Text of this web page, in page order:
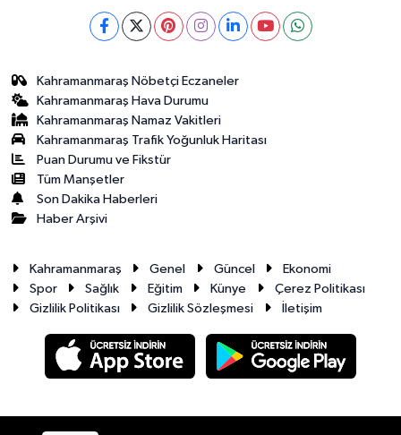
Kahramanmaraş Nöbetçi Eczaneler
Kahramanmaraş Hava Durumu
Kahramanmaraş Namaz Vakitleri
Kahramanmaraş Trafik Yoğunluk Haritası
Puan Durumu ve Fikstür
Tüm Manşetler
Son Dakika Haberleri
Haber Arşivi
Kahramanmaraş Genel Güncel
Ekonomi
Spor
Sağlık Eğitim Künye
Çerez Politikası
Gizlilik Politikası
Gizlilik Sözleşmesi İletişim